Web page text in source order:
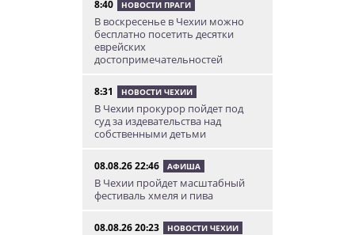
8:40 НОВОСТИ ПРАГИ
В воскресенье в Чехии можно
бесплатно посетить десятки
еврейских
достопримечательностей
8:31 НОВОСТИ ЧЕХИИ
В Чехии прокурор пойдет под
суд за издевательства над
собственными детьми
08.08.26 22:46 АФИША
В Чехии пройдет масштабный
фестиваль хмеля и пива
08.08.26 20:23 НОВОСТИ ЧЕХИИ